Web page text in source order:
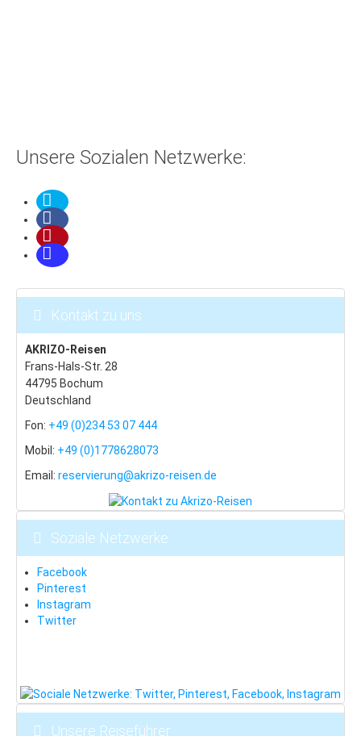
Unsere Sozialen Netzwerke:
Kontakt zu uns
AKRIZO-Reisen
Frans-Hals-Str. 28
44795 Bochum
Deutschland
Fon: +49 (0)234 53 07 444
Mobil: +49 (0)1778628073
Email: reservierung@akrizo-reisen.de
Soziale Netzwerke
Facebook
Pinterest
Instagram
Twitter
Unsere Reiseführer